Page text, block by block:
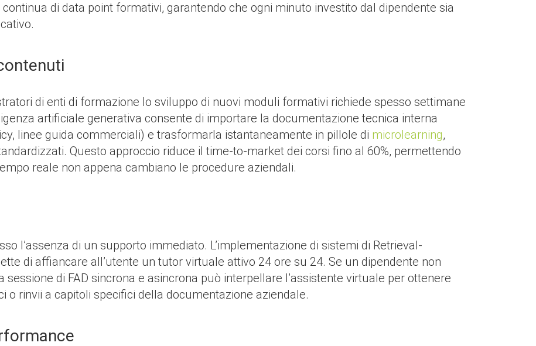
di data point formativi, garantendo che ogni minuto investito dal dipendente sia
di enti di formazione lo sviluppo di nuovi moduli formativi richiede spesso settimane
artificiale generativa consente di importare la documentazione tecnica interna
linee guida commerciali) e trasformarla istantaneamente in pillole di microlearning,
Questo approccio riduce il time-to-market dei corsi fino al 60%, permettendo
reale non appena cambiano le procedure aziendali.
l’assenza di un supporto immediato. L’implementazione di sistemi di Retrieval-
di affiancare all’utente un tutor virtuale attivo 24 ore su 24. Se un dipendente non
di FAD sincrona e asincrona può interpellare l’assistente virtuale per ottenere
o rinvii a capitoli specifici della documentazione aziendale.